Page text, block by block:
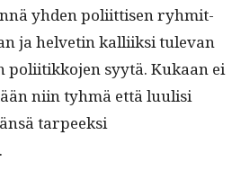
yhden poli­it­tisen ryh­mit­
ja hel­vetin kalli­ik­si tule­van
poli­itikko­jen syytä. Kukaan ei
niin tyh­mä että luulisi
tarpeek­si